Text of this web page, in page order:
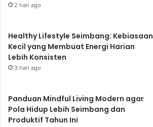
2 hari ago
Healthy Lifestyle Seimbang: Kebiasaan
Kecil yang Membuat Energi Harian
Lebih Konsisten
3 hari ago
Panduan Mindful Living Modern agar
Pola Hidup Lebih Seimbang dan
Produktif Tahun Ini